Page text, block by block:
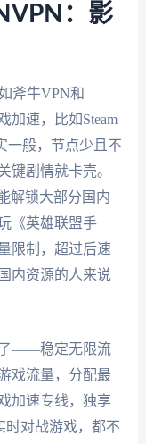
：影
斧牛VPN和
加速，比如Steam
一般，节点少且不
键剧情就卡壳。
解锁大部分国内
《英雄联盟手
限制，超过后速
内资源的人来说
——稳定无限流
戏流量，分配最
加速专线，独享
时对战游戏，都不